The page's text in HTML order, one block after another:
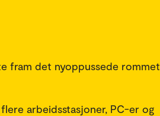
fram det nyoppussede rommet
arbeidsstasjoner, PC-er og